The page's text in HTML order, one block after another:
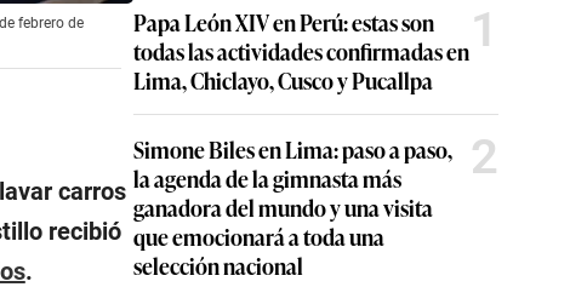
febrero de
carros
recibió
.
Papa León XIV en Perú: estas son
todas las actividades confirmadas en
Lima, Chiclayo, Cusco y Pucallpa
1
Simone Biles en Lima: paso a paso,
la agenda de la gimnasta más
ganadora del mundo y una visita
que emocionará a toda una
selección nacional
2